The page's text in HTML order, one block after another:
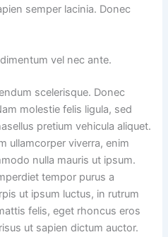
semper lacinia. Donec
vel nec ante.
scelerisque. Donec
molestie felis ligula, sed
pretium vehicula aliquet.
ullamcorper viverra, enim
nulla mauris ut ipsum.
tempor purus a
ut ipsum luctus, in rutrum
felis, eget rhoncus eros
ut sapien dictum auctor.